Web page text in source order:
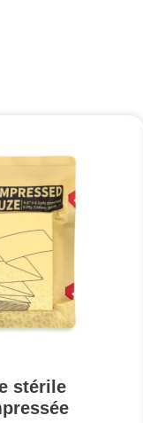
stérile